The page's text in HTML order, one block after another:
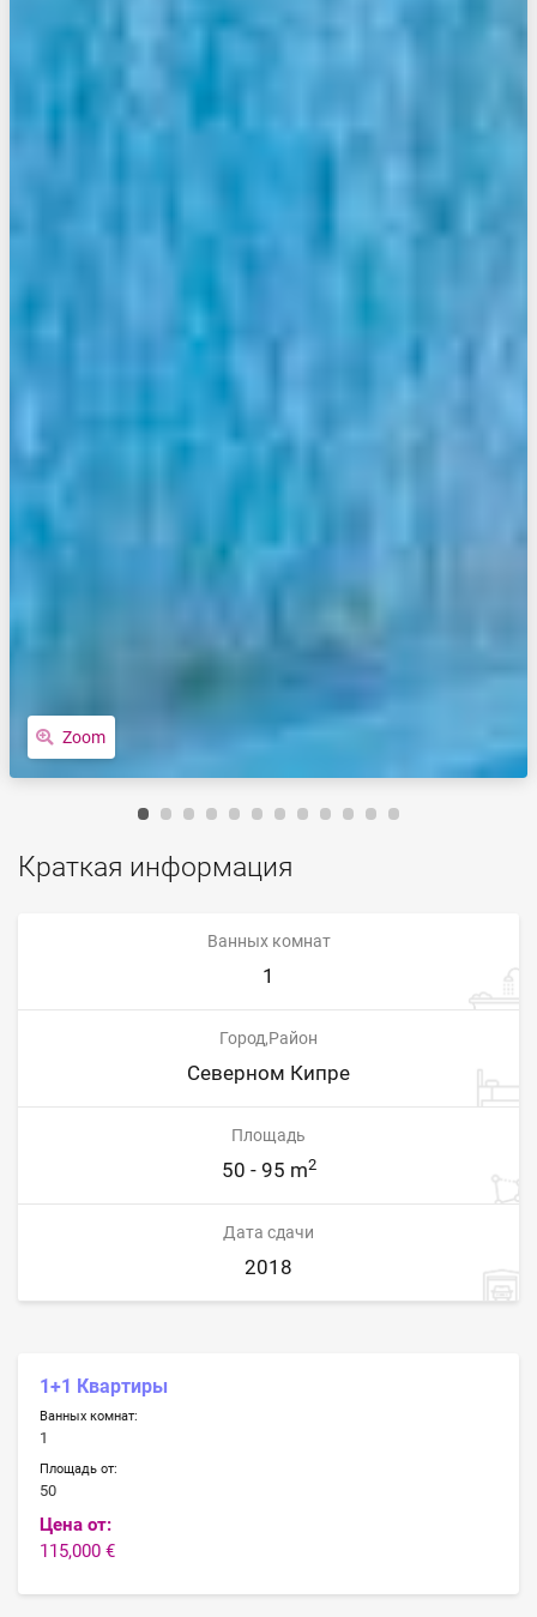
Zoom
Краткая информация
Ванных комнат
1
Город,Район
Северном Кипре
Площадь
50 - 95 m2
Дата сдачи
2018
1+1 Квартиры
Ванных комнат:
1
Площадь от:
50
Цена от:
115,000 €